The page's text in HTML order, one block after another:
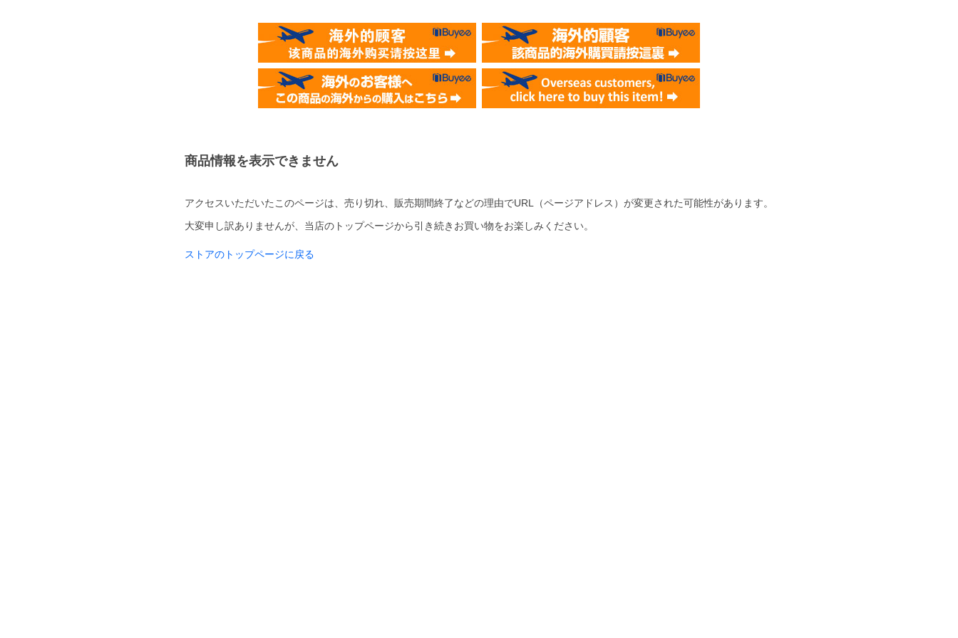
商品情報を表示できません
アクセスいただいたこのページは、売り切れ、販売期間終了などの理由でURL（ページアドレス）が変更された可能性があります。
大変申し訳ありませんが、当店のトップページから引き続きお買い物をお楽しみください。
ストアのトップページに戻る